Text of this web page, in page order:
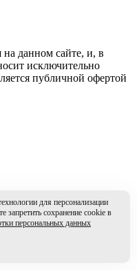
данном сайте, и, в
исключительно
публичной офертой
для персонализации
запретить сохранение cookie в
персональных данных